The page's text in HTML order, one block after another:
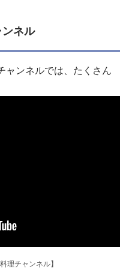
ネル
ャンネルでは、たくさん